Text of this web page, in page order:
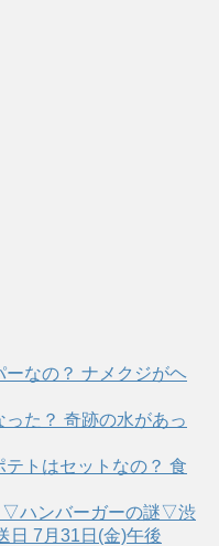
なの？ ナメクジがヘ
た？ 奇跡の水があっ
トはセットなの？ 食
▽ハンバーガーの謎▽渋
日 7月31日(金)午後